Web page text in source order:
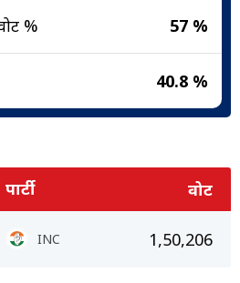
% 57 %
40.8 %
पार्टी वोट
INC 1,50,206